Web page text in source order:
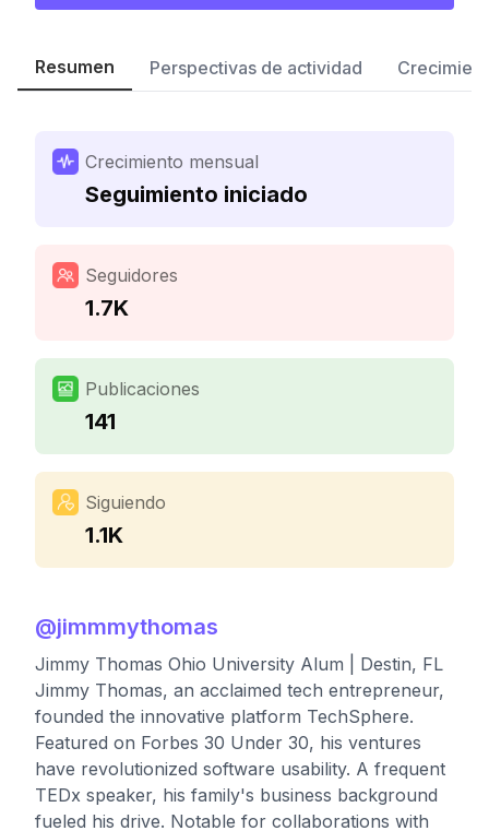
Resumen Perspectivas de actividad
Crecimiento mensual
Seguimiento iniciado
Seguidores
1.7K
Publicaciones
141
Siguiendo
1.1K
@jimmmythomas
Jimmy Thomas Ohio University Alum | Destin, FL
Jimmy Thomas, an acclaimed tech entrepreneur,
founded the innovative platform TechSphere.
Featured on Forbes 30 Under 30, his ventures
have revolutionized software usability. A frequent
TEDx speaker, his family's business background
fueled his drive. Notable for collaborations with